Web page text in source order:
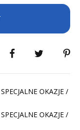
SPECJALNE OKAZJE /
SPECJALNE OKAZJE /